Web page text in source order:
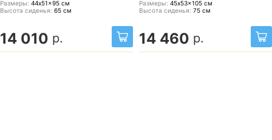
Размеры: 44x51x95 см
Высота сиденья: 65 см
14 010 р.
Размеры: 45x53x105 см
Высота сиденья: 75 см
14 460 р.